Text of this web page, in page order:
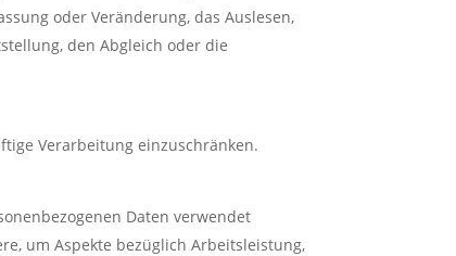
oder Veränderung, das Auslesen,
den Abgleich oder die
Verarbeitung einzuschränken.
Daten verwendet
um Aspekte bezüglich Arbeitsleistung,